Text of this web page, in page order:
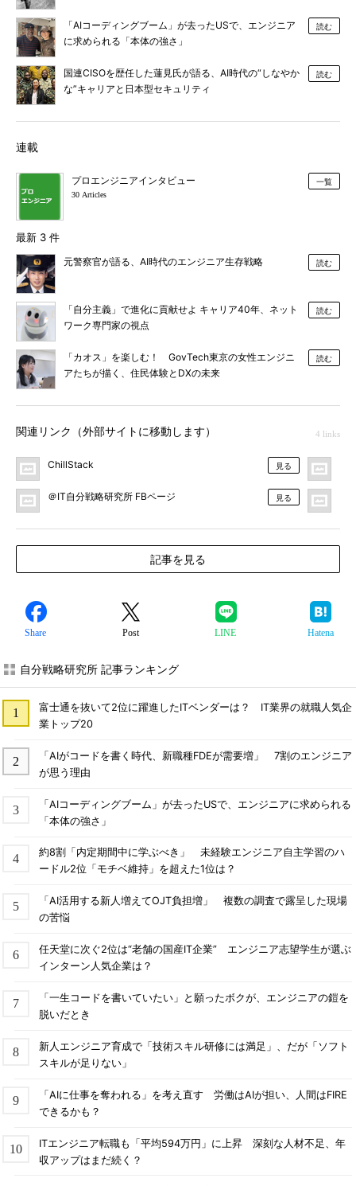
「AIコーディングブーム」が去ったUSで、エンジニア
に求められる「本体の強さ」
読む
国連CISOを歴任した蓮見氏が語る、AI時代の“しなやか
な”キャリアと日本型セキュリティ
読む
連載
プロエンジニアインタビュー
30 Articles
一覧
最新 3 件
元警察官が語る、AI時代のエンジニア生存戦略 読む
「自分主義」で進化に貢献せよ キャリア40年、ネット
ワーク専門家の視点
読む
「カオス」を楽しむ！ GovTech東京の女性エンジニ
アたちが描く、住民体験とDXの未来
読む
関連リンク（外部サイトに移動します） 4 links
ChillStack 見る
＠IT自分戦略研究所 FBページ 見る
記事を見る
Share Post LINE Hatena
自分戦略研究所 記事ランキング
富士通を抜いて2位に躍進したITベンダーは？ IT業界の就職人気企
業トップ20
「AIがコードを書く時代、新職種FDEが需要増」 7割のエンジニア
が思う理由
「AIコーディングブーム」が去ったUSで、エンジニアに求められる
「本体の強さ」
約8割「内定期間中に学ぶべき」 未経験エンジニア自主学習のハ
ードル2位「モチベ維持」を超えた1位は？
「AI活用する新人増えてOJT負担増」 複数の調査で露呈した現場
の苦悩
任天堂に次ぐ2位は“老舗の国産IT企業” エンジニア志望学生が選ぶ
インターン人気企業は？
「一生コードを書いていたい」と願ったボクが、エンジニアの鎧を
脱いだとき
新人エンジニア育成で「技術スキル研修には満足」、だが「ソフト
スキルが足りない」
「AIに仕事を奪われる」を考え直す 労働はAIが担い、人間はFIRE
できるかも？
ITエンジニア転職も「平均594万円」に上昇 深刻な人材不足、年
収アップはまだ続く？